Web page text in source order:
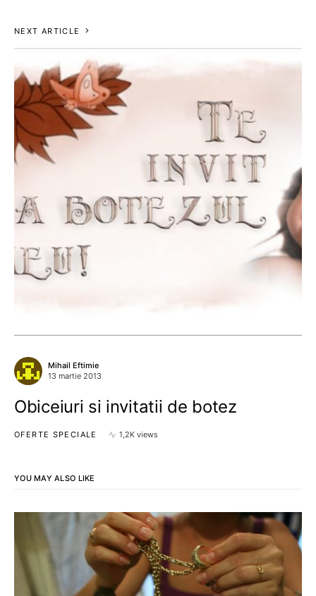
NEXT ARTICLE
Mihail Eftimie
13 martie 2013
Obiceiuri si invitatii de botez
OFERTE SPECIALE 1,2K views
YOU MAY ALSO LIKE